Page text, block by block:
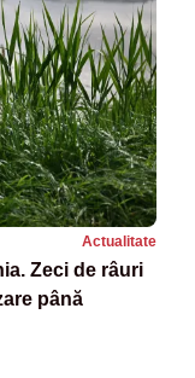
Actualitate
Zeci de râuri
până